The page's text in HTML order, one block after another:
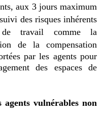
aux 3 jours maximum
des risques inhérents
travail comme la
de la compensation
par les agents pour
des espaces de
agents vulnérables non